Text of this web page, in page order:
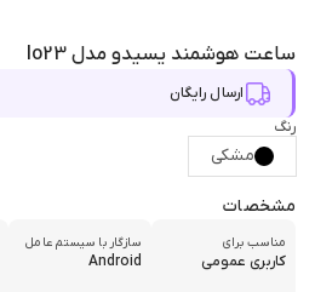
ساعت هوشمند یسیدو مدل Io23
ارسال رایگان
رنگ
مشکی
مشخصات
مناسب برای
کاربری عمومی
سازگار با سیستم عامل
Android